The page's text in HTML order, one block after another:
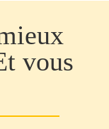
vous